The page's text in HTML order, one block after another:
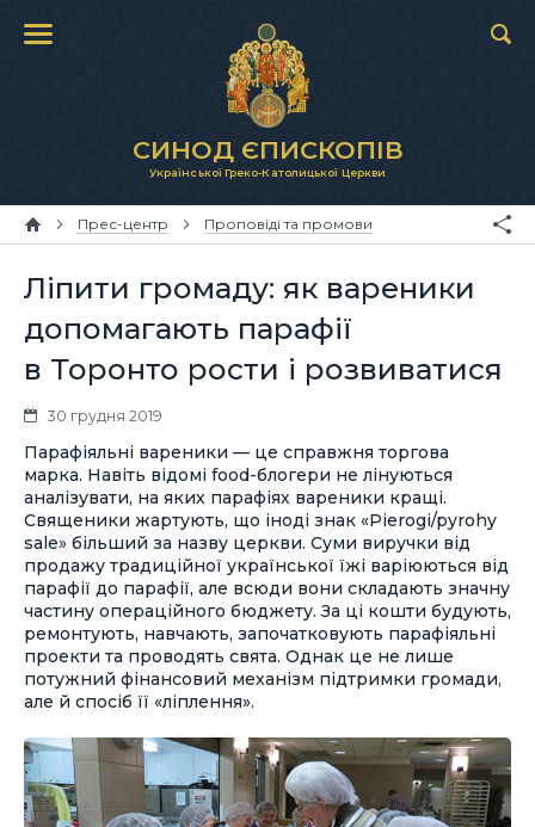
СИНОД ЄПИСКОПІВ
Української Греко-Католицької Церкви
Прес-центр Проповіді та промови
Ліпити громаду: як вареники
допомагають парафії
в Торонто рости і розвиватися
30 грудня 2019
Парафіяльні вареники — це справжня торгова
марка. Навіть відомі food-блогери не лінуються
аналізувати, на яких парафіях вареники кращі.
Священики жартують, що іноді знак «Pierogi/pyrohy
sale» більший за назву церкви. Суми виручки від
продажу традиційної української їжі варіюються від
парафії до парафії, але всюди вони складають значну
частину операційного бюджету. За ці кошти будують,
ремонтують, навчають, започатковують парафіяльні
проекти та проводять свята. Однак це не лише
потужний фінансовий механізм підтримки громади,
але й спосіб її «ліплення».